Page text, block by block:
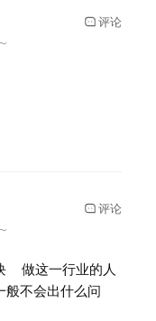
评论
评论
做这一行业的人
般不会出什么问